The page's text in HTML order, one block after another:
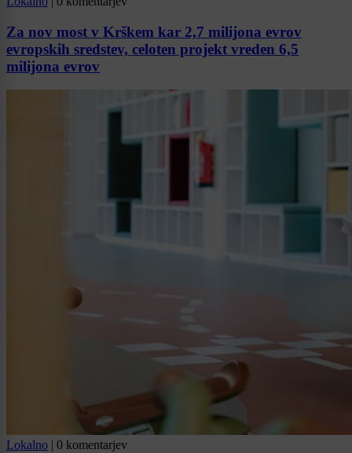
Za nov most v Krškem kar 2,7 milijona evrov
evropskih sredstev, celoten projekt vreden 6,5
milijona evrov
Lokalno | 0 komentarjev